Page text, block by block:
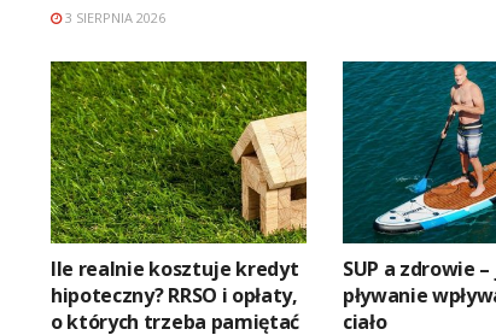
3 SIERPNIA 2026
Ile realnie kosztuje kredyt
hipoteczny? RRSO i opłaty,
o których trzeba pamiętać
SUP a zdrowie
pływanie
ciało